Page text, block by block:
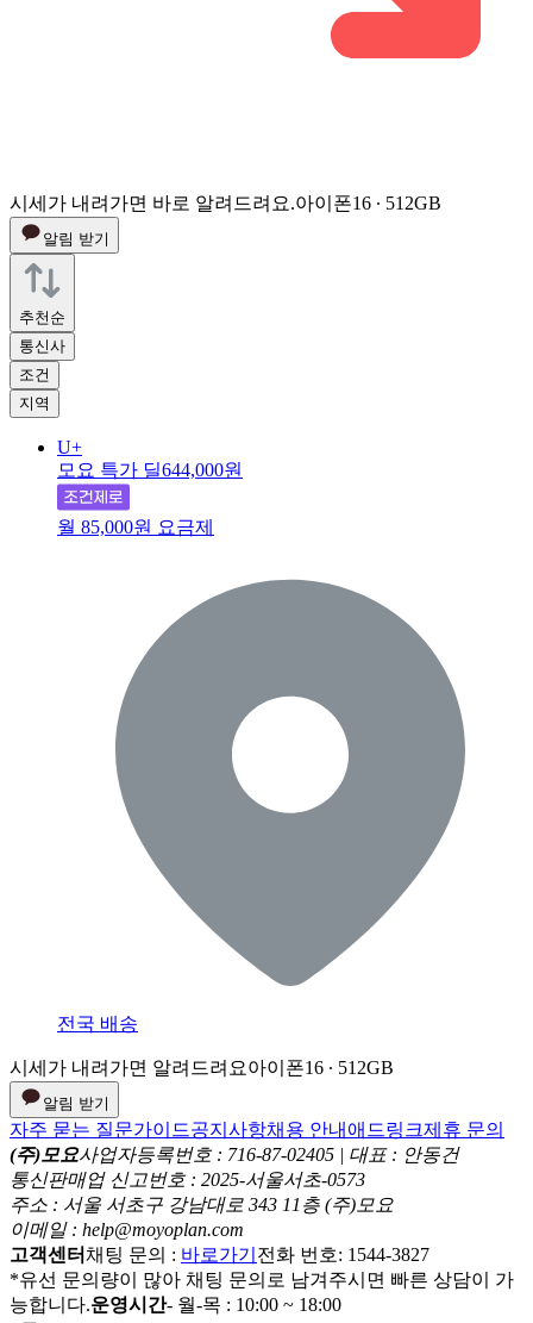
시세가 내려가면 바로 알려드려요.아이폰16 ∙ 512GB
알림 받기
추천순
통신사
조건
지역
U+
모요 특가 딜644,000원
월 85,000원 요금제
전국 배송
시세가 내려가면 알려드려요아이폰16 ∙ 512GB
알림 받기
자주 묻는 질문가이드공지사항채용 안내 애드링크제휴 문의
(주)모요사업자등록번호 : 716-87-02405 | 대표 : 안동건
통신판매업 신고번호 : 2025-서울서초-0573
주소 : 서울 서초구 강남대로 343 11층 (주)모요
이메일 : help@moyoplan.com
고객센터 채팅 문의 : 바로가기 전화 번호: 1544-3827
*유선 문의량이 많아 채팅 문의로 남겨주시면 빠른 상담이 가
능합니다.운영시간- 월-목 : 10:00 ~ 18:00